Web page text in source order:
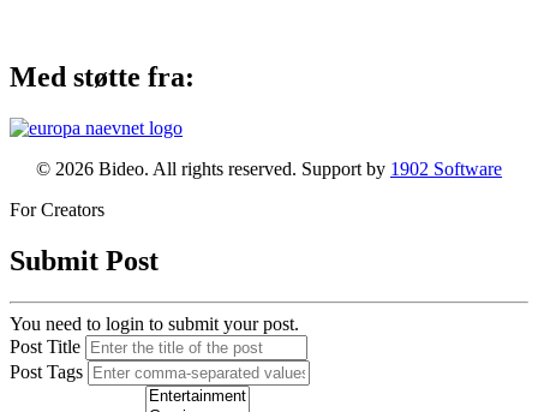
Med støtte fra:
© 2026 Bideo. All rights reserved. Support by 1902 Software
For Creators
Submit Post
You need to login to submit your post.
Post Title
Post Tags